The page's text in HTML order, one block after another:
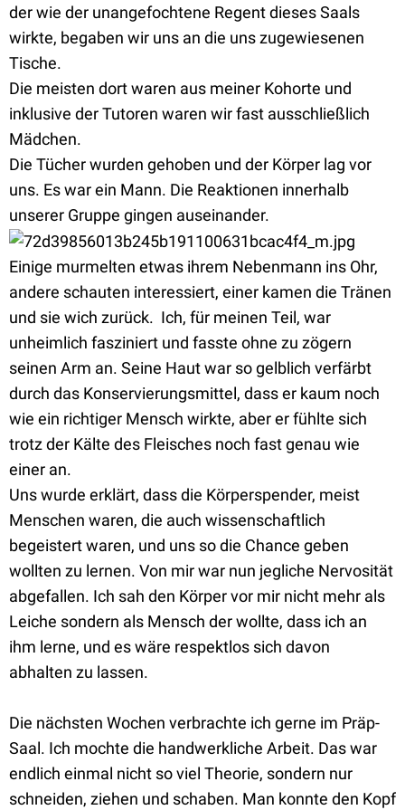
der wie der unangefochtene Regent dieses Saals
wirkte, begaben wir uns an die uns zugewiesenen
Tische.
Die meisten dort waren aus meiner Kohorte und
inklusive der Tutoren waren wir fast ausschließlich
Mädchen.
Die Tücher wurden gehoben und der Körper lag vor
uns. Es war ein Mann. Die Reaktionen innerhalb
unserer Gruppe gingen auseinander.
Einige murmelten etwas ihrem Nebenmann ins Ohr,
andere schauten interessiert, einer kamen die Tränen
und sie wich zurück. Ich, für meinen Teil, war
unheimlich fasziniert und fasste ohne zu zögern
seinen Arm an. Seine Haut war so gelblich verfärbt
durch das Konservierungsmittel, dass er kaum noch
wie ein richtiger Mensch wirkte, aber er fühlte sich
trotz der Kälte des Fleisches noch fast genau wie
einer an.
Uns wurde erklärt, dass die Körperspender, meist
Menschen waren, die auch wissenschaftlich
begeistert waren, und uns so die Chance geben
wollten zu lernen. Von mir war nun jegliche Nervosität
abgefallen. Ich sah den Körper vor mir nicht mehr als
Leiche sondern als Mensch der wollte, dass ich an
ihm lerne, und es wäre respektlos sich davon
abhalten zu lassen.
Die nächsten Wochen verbrachte ich gerne im Präp-
Saal. Ich mochte die handwerkliche Arbeit. Das war
endlich einmal nicht so viel Theorie, sondern nur
schneiden, ziehen und schaben. Man konnte den Kopf